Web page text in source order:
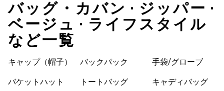
バッグ・カバン • ジッパー •
ベージュ • ライフスタイル
など一覧
キャップ（帽子）
バケットハット
バックパック
トートバッグ
手袋/グローブ
キャディバッグ